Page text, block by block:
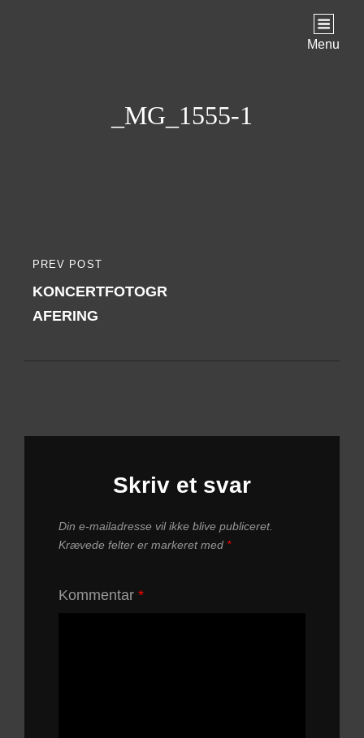
Menu
_MG_1555-1
Indlægsnavigation
PREVIOUS
POST
PREV POST
KONCERTFOTOGR
AFERING
Skriv et svar
Din e-mailadresse vil ikke blive publiceret.
Krævede felter er markeret med *
Kommentar *